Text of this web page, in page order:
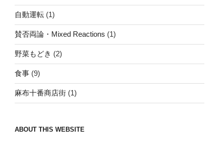
自動運転 (1)
賛否両論・Mixed Reactions (1)
野菜もどき (2)
食事 (9)
麻布十番商店街 (1)
ABOUT THIS WEBSITE